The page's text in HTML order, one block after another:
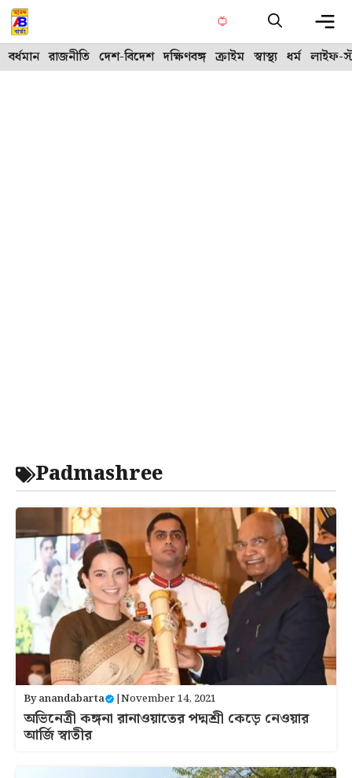
Skip
to
content
বর্ধমান রাজনীতি দেশ-বিদেশ দক্ষিণবঙ্গ ক্রাইম স্বাস্থ্য ধর্ম লাইফ-
Padmashree
Byanandabarta |November 14, 2021
অভিনেত্রী কঙ্গনা রানাওয়াতের পদ্মশ্রী কেড়ে নেওয়ার
আর্জি স্বাতীর